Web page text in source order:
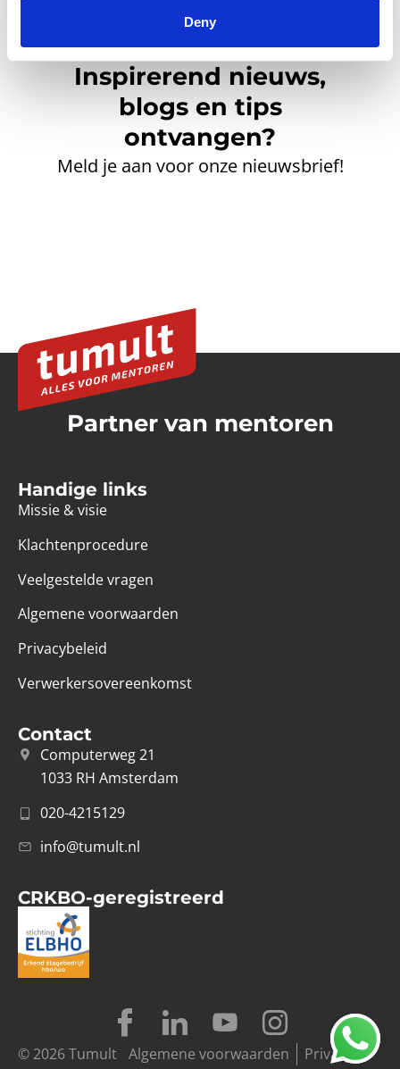
Deny
Inspirerend nieuws,
blogs en tips
ontvangen?
Meld je aan voor onze nieuwsbrief!
Partner van mentoren
Handige links
Missie & visie
Klachtenprocedure
Veelgestelde vragen
Algemene voorwaarden
Privacybeleid
Verwerkersovereenkomst
Contact
Computerweg 21
1033 RH Amsterdam
020-4215129
info@tumult.nl
CRKBO-geregistreerd
© 2026 Tumult Algemene voorwaarden Privacy